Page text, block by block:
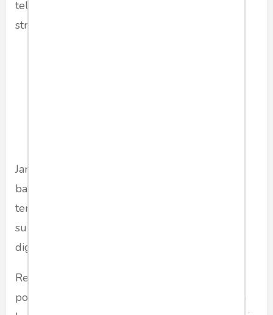
telah dibodohi penjajah diantaranya lewat
strategi pecah belah.
Jangan sampai kita sampai dipecah belah oleh
bangsa kita sendiri karena kebodohan yang
terbentuk lewat rekayasa sejarah dalam
sulaman intrik kepentingan politik yang biasa
digunakan untuk menjatuhkan lawan.
Rekayasa fakta dalam kemasan pencitraan dan
politik identitas ini semakin terlihat jelas dalam